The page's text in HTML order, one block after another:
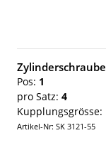
Zylinderschraube
Pos: 1
pro Satz: 4
Kupplungsgrösse:
Artikel-Nr: SK 3121-55